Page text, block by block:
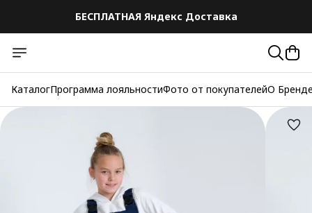
БЕСПЛАТНАЯ Яндекс Доставка
КаталогПрограмма лояльностиФото от покупателейО